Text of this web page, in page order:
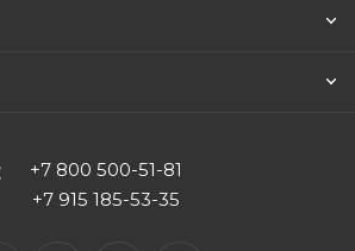
+7 800 500-51-81
+7 915 185-53-35